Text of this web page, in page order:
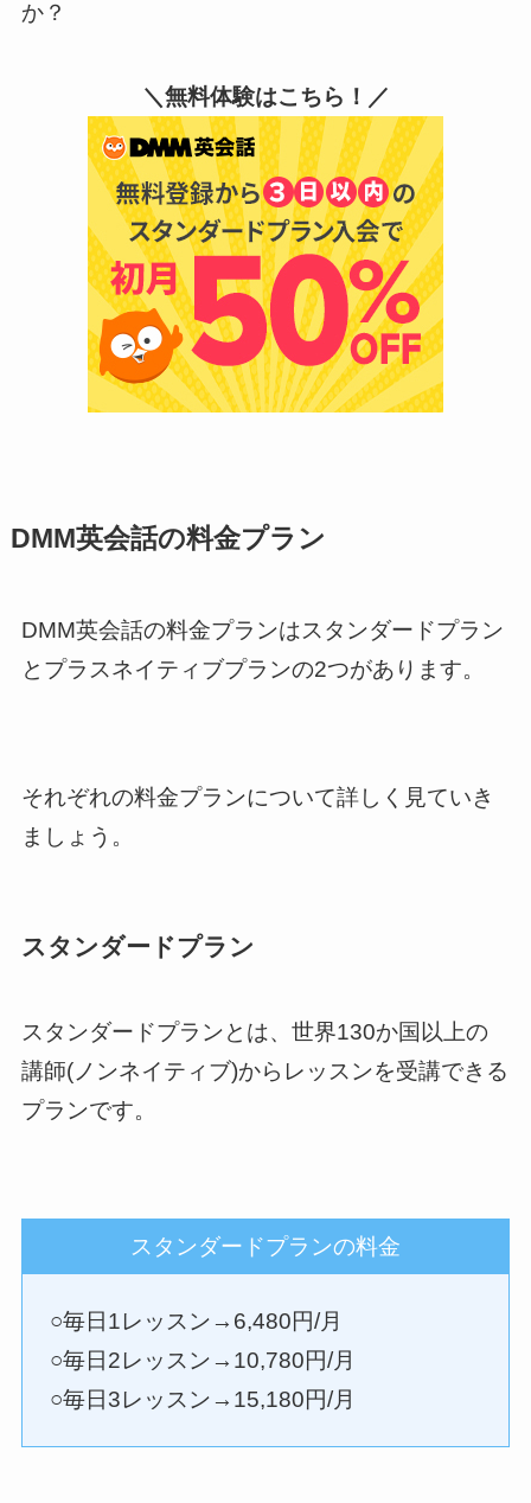
か？
＼無料体験はこちら！／
DMM英会話の料金プラン
DMM英会話の料金プランはスタンダードプラン
とプラスネイティブプランの2つがあります。
それぞれの料金プランについて詳しく見ていき
ましょう。
スタンダードプラン
スタンダードプランとは、世界130か国以上の
講師(ノンネイティブ)からレッスンを受講できる
プランです。
スタンダードプランの料金
○毎日1レッスン→6,480円/月
○毎日2レッスン→10,780円/月
○毎日3レッスン→15,180円/月